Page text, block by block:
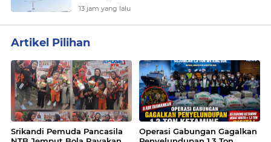
13 jam yang lalu
Artikel Pilihan
Srikandi Pemuda Pancasila
Operasi Gabungan Gagalkan
More
News